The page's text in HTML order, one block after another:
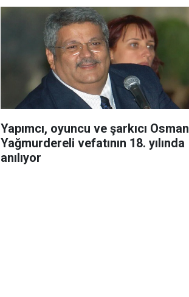
Yapımcı, oyuncu ve şarkıcı Osman
Yağmurdereli vefatının 18. yılında
anılıyor